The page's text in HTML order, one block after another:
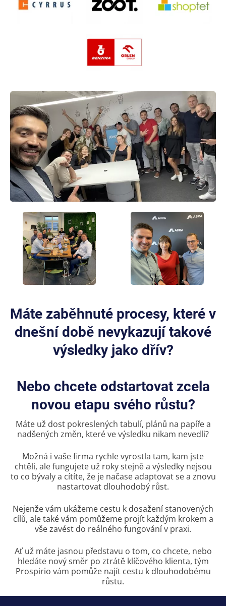
Máte zaběhnuté procesy, které v
dnešní době nevykazují takové
výsledky jako dřív?
Nebo chcete odstartovat zcela
novou etapu svého růstu?
Máte už dost pokreslených tabulí, plánů na papíře a
nadšených změn, které ve výsledku nikam nevedli?
Možná i vaše firma rychle vyrostla tam, kam jste
chtěli, ale fungujete už roky stejně a výsledky nejsou
to co bývaly a cítíte, že je načase adaptovat se a znovu
nastartovat dlouhodobý růst.
Nejenže vám ukážeme cestu k dosažení stanovených
cílů, ale také vám pomůžeme projít každým krokem a
vše zavést do reálného fungování v praxi.
Ať už máte jasnou představu o tom, co chcete, nebo
hledáte nový směr po ztrátě klíčového klienta, tým
Prospirio vám pomůže najít cestu k dlouhodobému
růstu.